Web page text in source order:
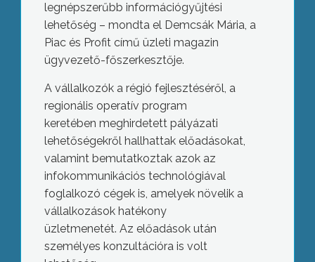
legnépszerűbb információgyűjtési
lehetőség – mondta el Demcsák Mária, a
Piac és Profit című üzleti magazin
ügyvezető-főszerkesztője.
A vállalkozók a régió fejlesztéséről, a
regionális operatív program
keretében meghirdetett pályázati
lehetőségekről hallhattak előadásokat,
valamint bemutatkoztak azok az
infokommunikációs technológiával
foglalkozó cégek is, amelyek növelik a
vállalkozások hatékony
üzletmenetét. Az előadások után
személyes konzultációra is volt